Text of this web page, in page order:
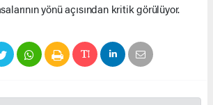
yönü açısından kritik görülüyor.